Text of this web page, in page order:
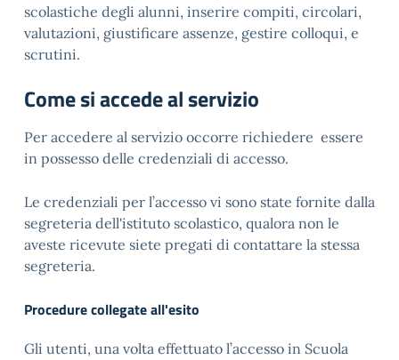
scolastiche degli alunni, inserire compiti, circolari,
valutazioni, giustificare assenze, gestire colloqui, e
scrutini.
Come si accede al servizio
Per accedere al servizio occorre richiedere essere
in possesso delle credenziali di accesso.
Le credenziali per l’accesso vi sono state fornite dalla
segreteria dell'istituto scolastico, qualora non le
aveste ricevute siete pregati di contattare la stessa
segreteria.
Procedure collegate all'esito
Gli utenti, una volta effettuato l’accesso in Scuola